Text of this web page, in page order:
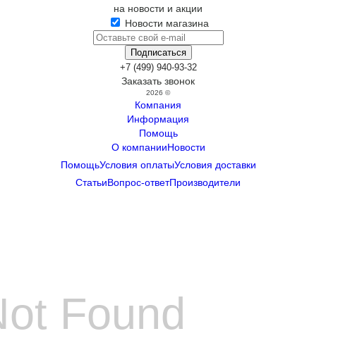
на новости и акции
Новости магазина
+7 (499) 940-93-32
Заказать звонок
2026 ©
Компания
Информация
Помощь
О компанииНовости
ПомощьУсловия оплатыУсловия доставки
СтатьиВопрос-ответПроизводители
Found